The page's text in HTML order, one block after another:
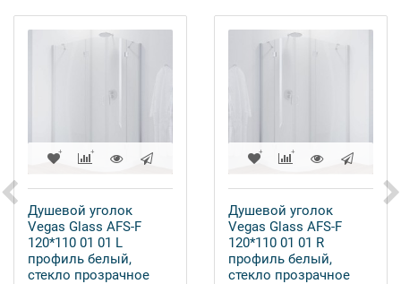
Душевой уголок
Vegas Glass AFS-F
120*110 01 01 L
профиль белый,
стекло прозрачное
Душевой уголок
Vegas Glass AFS-F
120*110 01 01 R
профиль белый,
стекло прозрачное